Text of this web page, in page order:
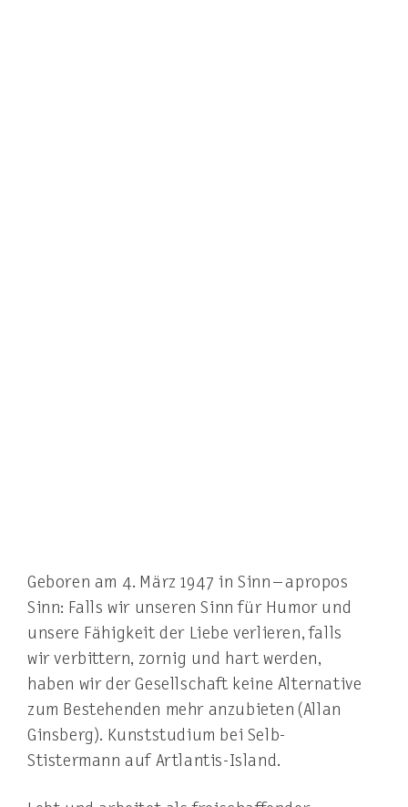
Geboren am 4. März 1947 in Sinn – apropos
Sinn: Falls wir unseren Sinn für Humor und
unsere Fähigkeit der Liebe verlieren, falls
wir verbittern, zornig und hart werden,
haben wir der Gesellschaft keine Alternative
zum Bestehenden mehr anzubieten (Allan
Ginsberg). Kunststudium bei Selb-
Stistermann auf Artlantis-Island.